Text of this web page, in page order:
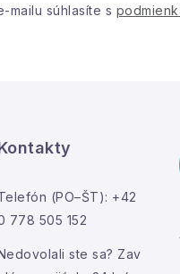
mailu súhlasíte s
(PO–ŠT): +42
778 505 152
ste sa? Zav